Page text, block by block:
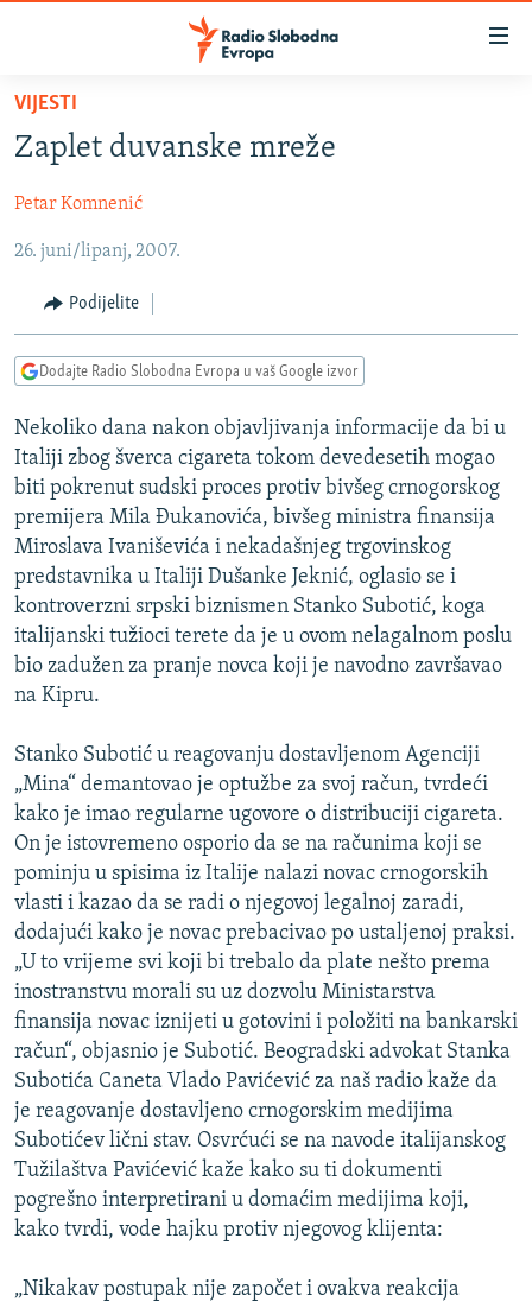
Pređite
glavni
Pređite
na
navigaciju
Pređite
na
pretragu
VIJESTI
BOSNA I HERCEGOVINA
SRBIJA
KOSOVO
CRNA GORA
VIZUELNO
VIDEO
FOTOGALERIJE
INFOGRAFIKE
PODCASTI
RAT U UKRAJINI
KINA NA BALKANU
RSE PRIČE IZ SVIJETA
ISPRIČAJ MI
DNEVNO@RSE
SPECIJALI RSE
VIŠE OD NASLOVA
POPLAVE I KLIZIŠTA U BIH 2024.
TV LIBERTY
POST SCRIPTUM
MOJA EVROPA
TRI DECENIJE OD RATA U BIH
SVE KARTE DEJTONA
NASTANAK I RASPAD JUGOSLAVIJE
PRATITE NAS
Sve RFE/RL stranice
VIJESTI
Zaplet duvanske mreže
Petar Komnenić
26. juni/lipanj, 2007.
Podijelite
Dodajte Radio Slobodna Evropa u vaš Google izvor
Nekoliko dana nakon objavljivanja informacije da bi u
Italiji zbog šverca cigareta tokom devedesetih mogao
biti pokrenut sudski proces protiv bivšeg crnogorskog
premijera Mila Đukanovića, bivšeg ministra finansija
Miroslava Ivaniševića i nekadašnjeg trgovinskog
predstavnika u Italiji Dušanke Jeknić, oglasio se i
kontroverzni srpski biznismen Stanko Subotić, koga
italijanski tužioci terete da je u ovom nelagalnom poslu
bio zadužen za pranje novca koji je navodno završavao
na Kipru.
Stanko Subotić u reagovanju dostavljenom Agenciji
„Mina“ demantovao je optužbe za svoj račun, tvrdeći
kako je imao regularne ugovore o distribuciji cigareta.
On je istovremeno osporio da se na računima koji se
pominju u spisima iz Italije nalazi novac crnogorskih
vlasti i kazao da se radi o njegovoj legalnoj zaradi,
dodajući kako je novac prebacivao po ustaljenoj praksi.
„U to vrijeme svi koji bi trebalo da plate nešto prema
inostranstvu morali su uz dozvolu Ministarstva
finansija novac iznijeti u gotovini i položiti na bankarski
račun“, objasnio je Subotić. Beogradski advokat Stanka
Subotića Caneta Vlado Pavićević za naš radio kaže da
je reagovanje dostavljeno crnogorskim medijima
Subotićev lični stav. Osvrćući se na navode italijanskog
Tužilaštva Pavićević kaže kako su ti dokumenti
pogrešno interpretirani u domaćim medijima koji,
kako tvrdi, vode hajku protiv njegovog klijenta:
„Nikakav postupak nije započet i ovakva reakcija